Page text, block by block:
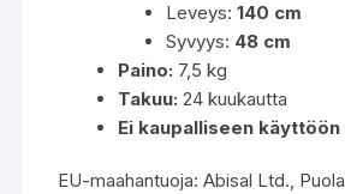
Leveys:140 cm
Syvyys: 48 cm
Paino: 7,5 kg
Takuu: 24 kuukautta
Ei kaupalliseen käyttöön
EU-maahantuoja: Abisal Ltd., Puola